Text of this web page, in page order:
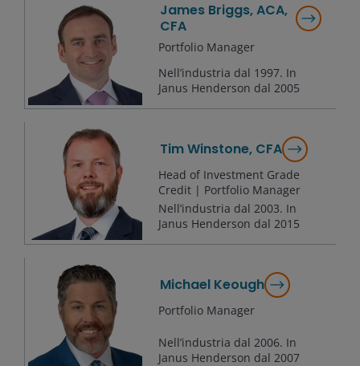
James Briggs, ACA,
CFA
Portfolio Manager
Nell’industria dal 1997. In
Janus Henderson dal 2005
Tim Winstone, CFA
Head of Investment Grade
Credit | Portfolio Manager
Nell’industria dal 2003. In
Janus Henderson dal 2015
Michael Keough
Portfolio Manager
Nell’industria dal 2006. In
Janus Henderson dal 2007